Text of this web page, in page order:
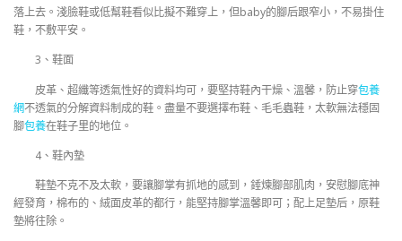
落上去。淺臉鞋或低幫鞋看似比擬不難穿上，但baby的腳后跟窄小，不易掛住
鞋，不敷平安。
3、鞋面
皮革、超纖等透氣性好的資料均可，要堅持鞋內干燥、溫馨，防止穿包養
網不透氣的分解資料制成的鞋。盡量不要選擇布鞋、毛毛蟲鞋，太軟無法穩固
腳包養在鞋子里的地位。
4、鞋內墊
鞋墊不克不及太軟，要讓腳掌有抓地的感到，錘煉腳部肌肉，安慰腳底神
經發育，棉布的、絨面皮革的都行，能堅持腳掌溫馨即可；配上足墊后，原鞋
墊將往除。